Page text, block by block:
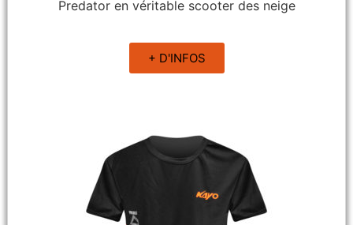
Predator en véritable scooter des neige
+ D'INFOS